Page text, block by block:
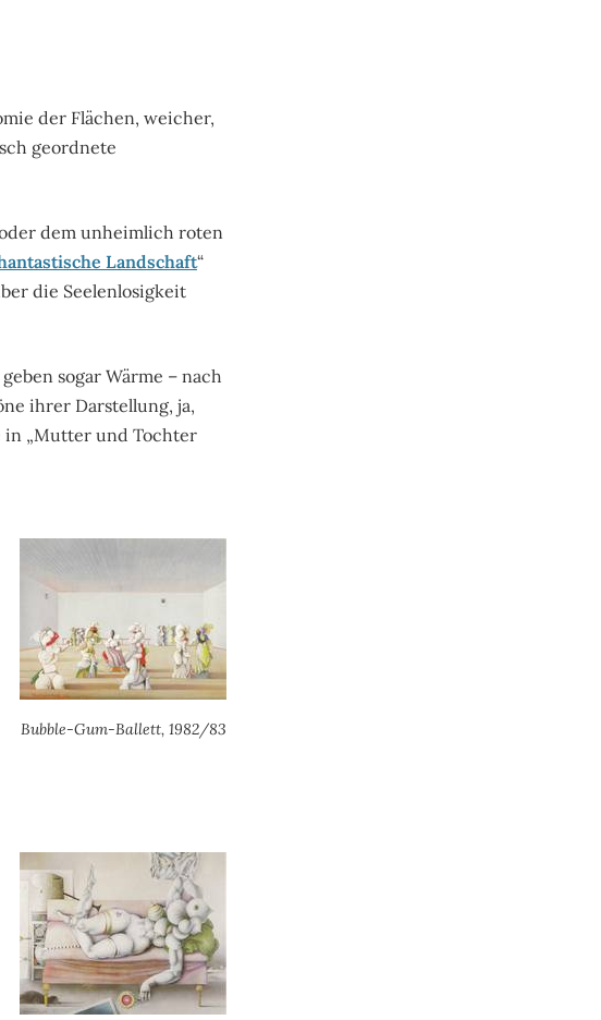
der Flächen, weicher,
geordnete
dem unheimlich roten
Landschaft“
die Seelenlosigkeit
sogar Wärme – nach
ihrer Darstellung, ja,
in „Mutter und Tochter
Bubble-Gum-Ballett, 1982/83